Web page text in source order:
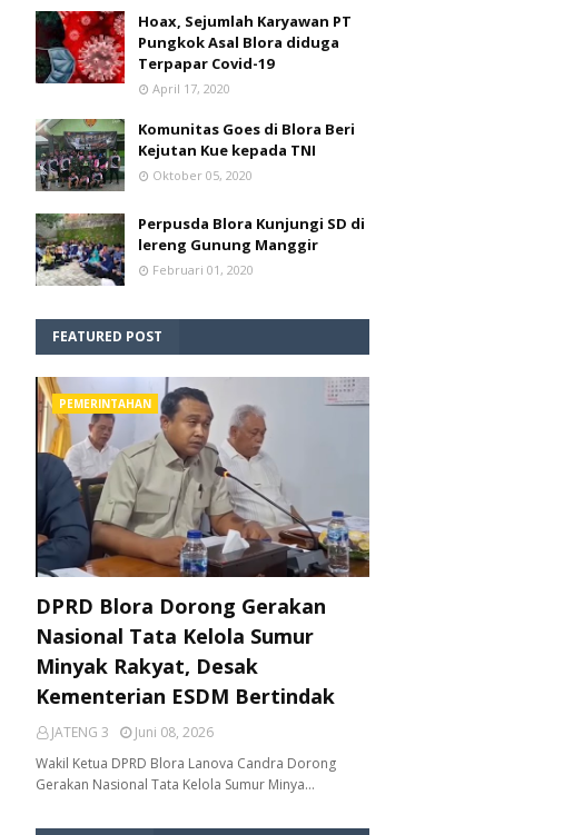
Hoax, Sejumlah Karyawan PT
Pungkok Asal Blora diduga
Terpapar Covid-19
April 17, 2020
Komunitas Goes di Blora Beri
Kejutan Kue kepada TNI
Oktober 05, 2020
Perpusda Blora Kunjungi SD di
lereng Gunung Manggir
Februari 01, 2020
FEATURED POST
PEMERINTAHAN
DPRD Blora Dorong Gerakan
Nasional Tata Kelola Sumur
Minyak Rakyat, Desak
Kementerian ESDM Bertindak
JATENG 3
Juni 08, 2026
Wakil Ketua DPRD Blora Lanova Candra Dorong
Gerakan Nasional Tata Kelola Sumur Minya…